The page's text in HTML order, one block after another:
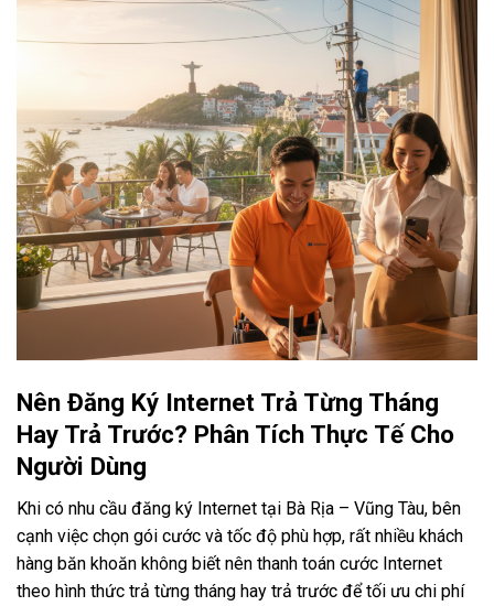
Nên Đăng Ký Internet Trả Từng Tháng
Hay Trả Trước? Phân Tích Thực Tế Cho
Người Dùng
Khi có nhu cầu đăng ký Internet tại Bà Rịa – Vũng Tàu, bên
cạnh việc chọn gói cước và tốc độ phù hợp, rất nhiều khách
hàng băn khoăn không biết nên thanh toán cước Internet
theo hình thức trả từng tháng hay trả trước để tối ưu chi phí